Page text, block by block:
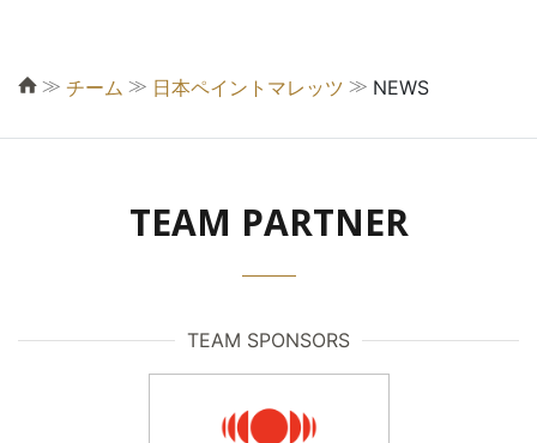
≫ チーム ≫ 日本ペイントマレッツ ≫ NEWS
TEAM PARTNER
TEAM SPONSORS